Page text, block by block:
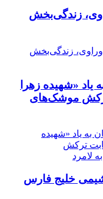
زندگی‌بخش
«شهیده زهرا
موشک‌های
خلیج فارس